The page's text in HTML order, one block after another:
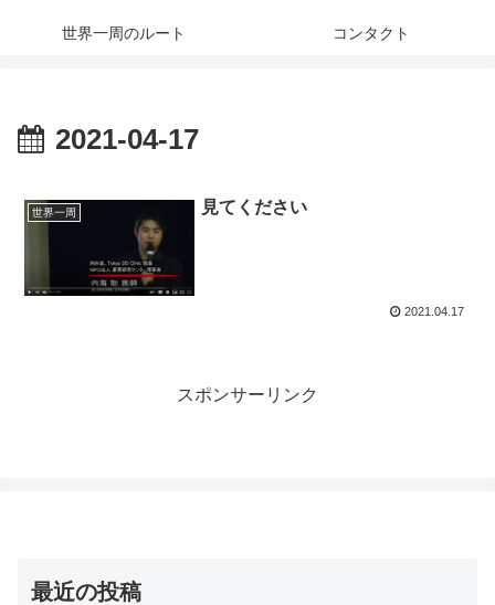
世界一周のルート コンタクト
2021-04-17
世界一周 見てください
2021.04.17
スポンサーリンク
最近の投稿